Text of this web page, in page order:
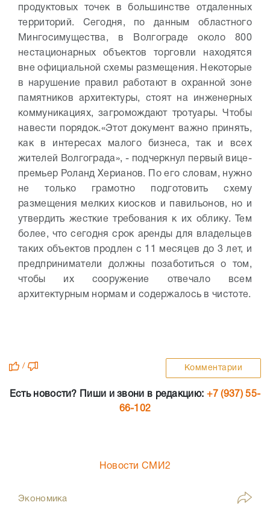
продуктовых точек в большинстве отдаленных
территорий. Сегодня, по данным областного
Мингосимущества, в Волгограде около 800
нестационарных объектов торговли находятся
вне официальной схемы размещения. Некоторые
в нарушение правил работают в охранной зоне
памятников архитектуры, стоят на инженерных
коммуникациях, загромождают тротуары. Чтобы
навести порядок.«Этот документ важно принять,
как в интересах малого бизнеса, так и всех
жителей Волгограда», - подчеркнул первый вице-
премьер Роланд Херианов. По его словам, нужно
не только грамотно подготовить схему
размещения мелких киосков и павильонов, но и
утвердить жесткие требования к их облику. Тем
более, что сегодня срок аренды для владельцев
таких объектов продлен с 11 месяцев до 3 лет, и
предприниматели должны позаботиться о том,
чтобы их сооружение отвечало всем
архитектурным нормам и содержалось в чистоте.
/ Комментарии
Есть новости? Пиши и звони в редакцию: +7 (937) 55-
66-102
Новости СМИ2
Экономика